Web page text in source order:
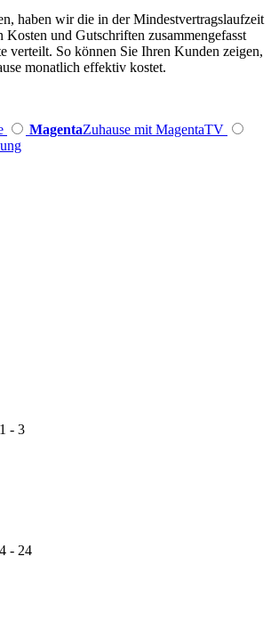
haben wir die in der Mindestvertragslaufzeit
Kosten und Gutschriften zusammengefasst
verteilt. So können Sie Ihren Kunden zeigen,
monatlich effektiv kostet.
MagentaZuhause mit MagentaTV
- 3
- 24